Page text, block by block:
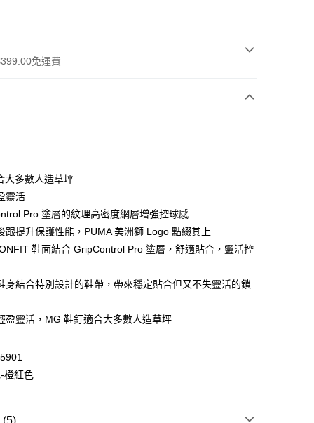
免運費
Pay, UnionPay, FPS
$399可享免運費優惠
滿HK$399.00或以上免運費
免運費優惠 運費表
大多數人造草坪
靈活
Pro 塗層的紋理高密度網層增強控球感
跟提升保護性能，PUMA 美洲獅 Logo 點綴其上
鞋面結合 GripControl Pro 塗層，舒適貼合，靈活控
身結合特別設計的鞋帶，帶來穩定貼合但又不失靈活的鎖
盈靈活，MG 鞋釘適合大多數人造草坪
橙紅色
(5)